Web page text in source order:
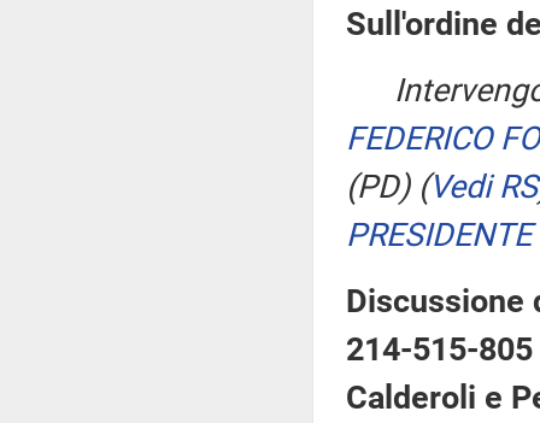
Sull'ordine
FEDERICO
(PD) (Vedi RS
PRESIDENTE
Discussione
214-515-
Calderoli e